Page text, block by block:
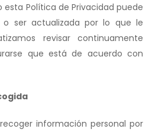
Política de Privacidad puede
ser actualizada por lo que le
revisar continuamente
que está de acuerdo con
información personal por